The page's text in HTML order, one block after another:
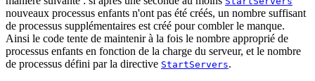
nouveaux processus enfants n'ont pas été créés, un nombre suffisant
de processus supplémentaires est créé pour combler le manque.
Ainsi le code tente de maintenir à la fois le nombre approprié de
processus enfants en fonction de la charge du serveur, et le nombre
de processus défini par la directive StartServers.